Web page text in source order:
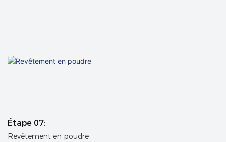
Étape 07:
Revêtement en poudre